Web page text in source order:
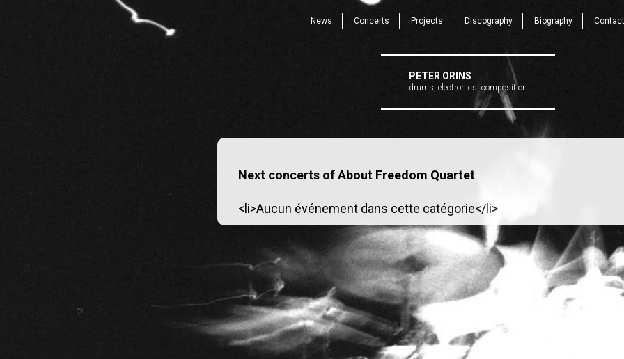
News Concerts Projects Discography Biography Contact
PETER ORINS
drums, electronics, composition
Next concerts of About Freedom Quartet
<li>Aucun événement dans cette catégorie</li>